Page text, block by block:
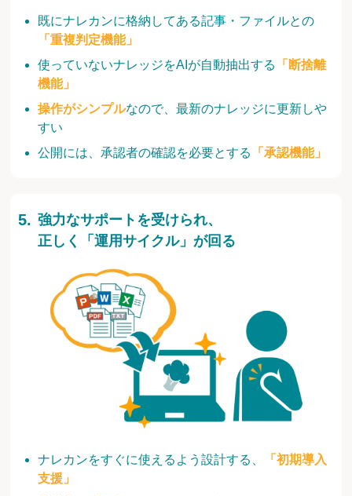
既にナレカンに格納してある記事・ファイルとの
「重複判定機能」
使っていないナレッジをAIが自動抽出する
「断捨離
機能」
操作がシンプルなので、最新のナレッジに更新しや
すい
公開には、承認者の確認を必要とする
「承認機能」
ナレカンをすぐに使えるよう設計する、
「初期導入
支援」
強力なサポートを受けられ、
正しく「運用サイクル」が回る